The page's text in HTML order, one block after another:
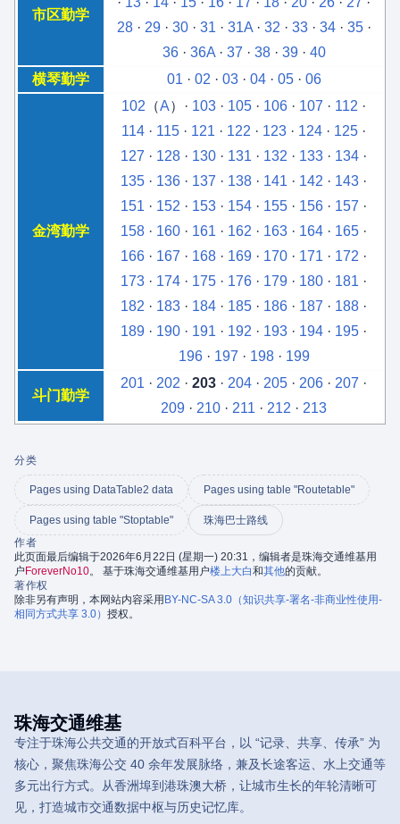
市区勤学
28· 29· 30· 31 · 31A· 32 · 33· 34· 35·
36· 36A· 37 · 38· 39· 40
横琴勤学
01 · 02 · 03· 04· 05· 06
金湾勤学
102 （A）· 103 · 105 · 106 · 107 · 112 ·
114 · 115 · 121 · 122 · 123 · 124 · 125 ·
127 · 128 · 130 · 131 · 132 · 133 · 134 ·
135 · 136 · 137 · 138 · 141 · 142 · 143 ·
151 · 152 · 153 · 154 · 155 · 156 · 157 ·
158 · 160 · 161 · 162 · 163 · 164 · 165 ·
166 · 167 · 168 · 169 · 170 · 171 · 172 ·
173 · 174 · 175 · 176 · 179 · 180 · 181 ·
182 · 183 · 184 · 185 · 186 · 187 · 188 ·
189 · 190 · 191 · 192 · 193 · 194 · 195 ·
196· 197 · 198· 199
斗门勤学
201 · 202 · 203 · 204 · 205 · 206 · 207 ·
209 · 210 · 211 · 212 · 213
分类
Pages using DataTable2 data Pages using table "Routetable"
Pages using table "Stoptable"
珠海巴士路线
作者
此页面最后编辑于2026年6月22日 (星期一) 20:31，编辑者是珠海交通维基用
户ForeverNo10。 基于珠海交通维基用户楼上大白和其他的贡献。
著作权
除非另有声明，本网站内容采用BY-NC-SA 3.0（知识共享-署名-非商业性使用-
相同方式共享 3.0） 授权。
珠海交通维基
专注于珠海公共交通的开放式百科平台，以 “记录、共享、传承” 为
核心，聚焦珠海公交 40 余年发展脉络，兼及长途客运、水上交通等
多元出行方式。从香洲埠到港珠澳大桥，让城市生长的年轮清晰可
见，打造城市交通数据中枢与历史记忆库。